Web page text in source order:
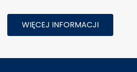
WIĘCEJ INFORMACJI